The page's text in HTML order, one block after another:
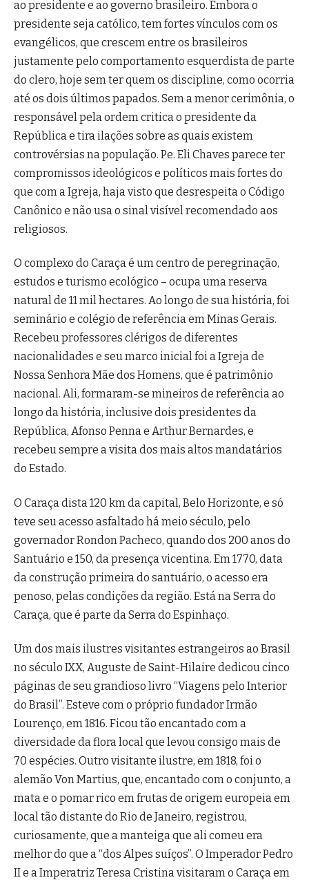
ao presidente e ao governo brasileiro. Embora o
presidente seja católico, tem fortes vínculos com os
evangélicos, que crescem entre os brasileiros
justamente pelo comportamento esquerdista de parte
do clero, hoje sem ter quem os discipline, como ocorria
até os dois últimos papados. Sem a menor cerimônia, o
responsável pela ordem critica o presidente da
República e tira ilações sobre as quais existem
controvérsias na população. Pe. Eli Chaves parece ter
compromissos ideológicos e políticos mais fortes do
que com a Igreja, haja visto que desrespeita o Código
Canônico e não usa o sinal visível recomendado aos
religiosos.
O complexo do Caraça é um centro de peregrinação,
estudos e turismo ecológico – ocupa uma reserva
natural de 11 mil hectares. Ao longo de sua história, foi
seminário e colégio de referência em Minas Gerais.
Recebeu professores clérigos de diferentes
nacionalidades e seu marco inicial foi a Igreja de
Nossa Senhora Mãe dos Homens, que é patrimônio
nacional. Ali, formaram-se mineiros de referência ao
longo da história, inclusive dois presidentes da
República, Afonso Penna e Arthur Bernardes, e
recebeu sempre a visita dos mais altos mandatários
do Estado.
O Caraça dista 120 km da capital, Belo Horizonte, e só
teve seu acesso asfaltado há meio século, pelo
governador Rondon Pacheco, quando dos 200 anos do
Santuário e 150, da presença vicentina. Em 1770, data
da construção primeira do santuário, o acesso era
penoso, pelas condições da região. Está na Serra do
Caraça, que é parte da Serra do Espinhaço.
Um dos mais ilustres visitantes estrangeiros ao Brasil
no século IXX, Auguste de Saint-Hilaire dedicou cinco
páginas de seu grandioso livro “Viagens pelo Interior
do Brasil”. Esteve com o próprio fundador Irmão
Lourenço, em 1816. Ficou tão encantado com a
diversidade da flora local que levou consigo mais de
70 espécies. Outro visitante ilustre, em 1818, foi o
alemão Von Martius, que, encantado com o conjunto, a
mata e o pomar rico em frutas de origem europeia em
local tão distante do Rio de Janeiro, registrou,
curiosamente, que a manteiga que ali comeu era
melhor do que a “dos Alpes suíços”. O Imperador Pedro
II e a Imperatriz Teresa Cristina visitaram o Caraça em